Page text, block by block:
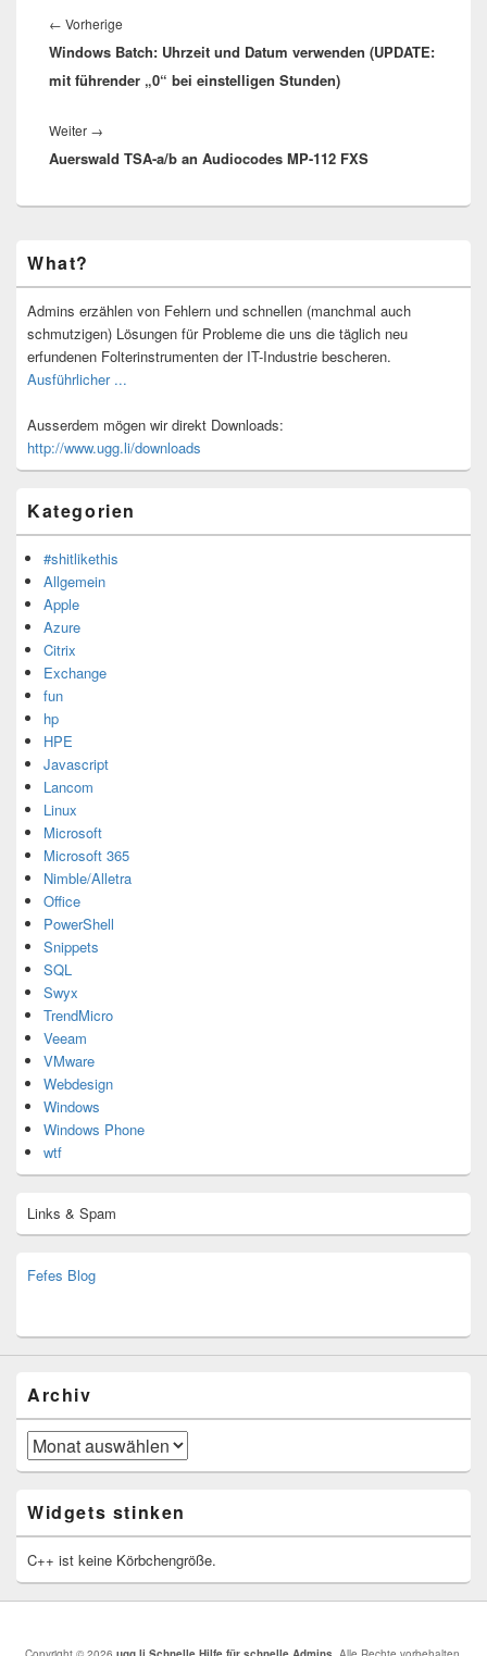
← Vorherige
Beitrag:
Windows Batch: Uhrzeit und Datum verwenden (UPDATE:
mit führender „0“ bei einstelligen Stunden)
Weiter →
Beitrag:
Auerswald TSA-a/b an Audiocodes MP-112 FXS
Seitenleisten-
Widgetbereich
What?
Admins erzählen von Fehlern und schnellen (manchmal auch
schmutzigen) Lösungen für Probleme die uns die täglich neu
erfundenen Folterinstrumenten der IT-Industrie bescheren.
Ausführlicher ...
Ausserdem mögen wir direkt Downloads:
http://www.ugg.li/downloads
Kategorien
#shitlikethis
Allgemein
Apple
Azure
Citrix
Exchange
fun
hp
HPE
Javascript
Lancom
Linux
Microsoft
Microsoft 365
Nimble/Alletra
Office
PowerShell
Snippets
SQL
Swyx
TrendMicro
Veeam
VMware
Webdesign
Windows
Windows Phone
wtf
Links & Spam
Fefes Blog
Archiv
Archiv
Widgets stinken
C++ ist keine Körbchengröße.